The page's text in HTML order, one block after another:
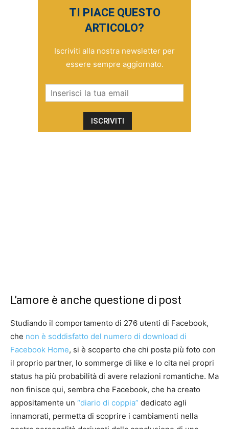
TI PIACE QUESTO
ARTICOLO?
Iscriviti alla nostra newsletter per
essere sempre aggiornato.
L’amore è anche questione di post
Studiando il comportamento di 276 utenti di Facebook,
che non è soddisfatto del numero di download di
Facebook Home, si è scoperto che chi posta più foto con
il proprio partner, lo sommerge di like e lo cita nei propri
status ha più probabilità di avere relazioni romantiche. Ma
non finisce qui, sembra che Facebook, che ha creato
appositamente un “diario di coppia” dedicato agli
innamorati, permetta di scoprire i cambiamenti nella